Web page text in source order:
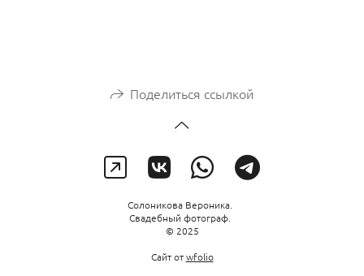
Поделиться ссылкой
Солоникова Вероника.
Свадебный фотограф.
© 2025
Сайт отwfolio